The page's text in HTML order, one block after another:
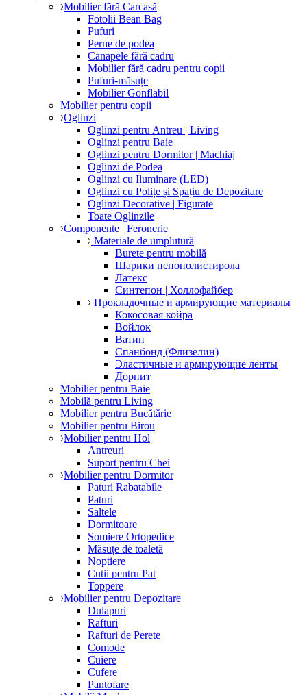
Mobilier fără Carcasă
Fotolii Bean Bag
Pufuri
Perne de podea
Canapele fără cadru
Mobilier fără cadru pentru copii
Pufuri-măsuțe
Mobilier Gonflabil
Mobilier pentru copii
Oglinzi
Oglinzi pentru Antreu | Living
Oglinzi pentru Baie
Oglinzi pentru Dormitor | Machiaj
Oglinzi de Podea
Oglinzi cu Iluminare (LED)
Oglinzi cu Polițe și Spațiu de Depozitare
Oglinzi Decorative | Figurate
Toate Oglinzile
Componente | Feronerie
Materiale de umplutură
Burete pentru mobilă
Шарики пенополистирола
Латекс
Синтепон | Холлофайбер
Прокладочные и армирующие материалы
Кокосовая койра
Войлок
Ватин
Спанбонд (Флизелин)
Эластичные и армирующие ленты
Дорнит
Mobilier pentru Baie
Mobilă pentru Living
Mobilier pentru Bucătărie
Mobilier pentru Birou
Mobilier pentru Hol
Antreuri
Suport pentru Chei
Mobilier pentru Dormitor
Paturi Rabatabile
Paturi
Saltele
Dormitoare
Somiere Ortopedice
Măsuțe de toaletă
Noptiere
Cutii pentru Pat
Toppere
Mobilier pentru Depozitare
Dulapuri
Rafturi
Rafturi de Perete
Comode
Cuiere
Cufere
Pantofare